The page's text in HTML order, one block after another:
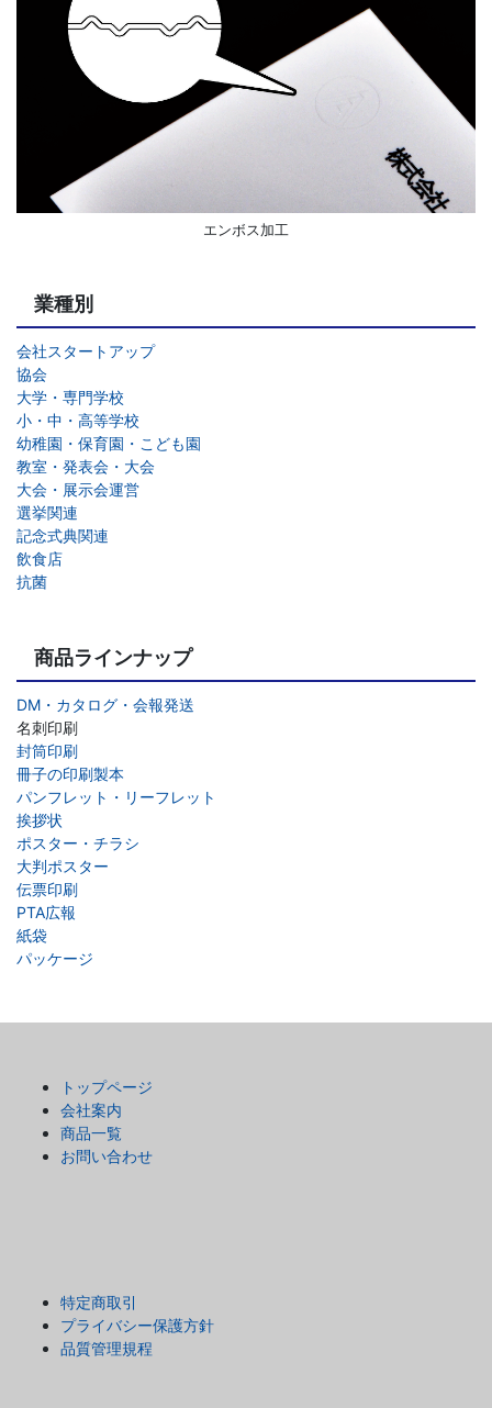
エンボス加工
業種別
会社スタートアップ
協会
大学・専門学校
小・中・高等学校
幼稚園・保育園・こども園
教室・発表会・大会
大会・展示会運営
選挙関連
記念式典関連
飲食店
抗菌
商品ラインナップ
DM・カタログ・会報発送
名刺印刷
封筒印刷
冊子の印刷製本
パンフレット・リーフレット
挨拶状
ポスター・チラシ
大判ポスター
伝票印刷
PTA広報
紙袋
パッケージ
トップページ
会社案内
商品一覧
お問い合わせ
特定商取引
プライバシー保護方針
品質管理規程